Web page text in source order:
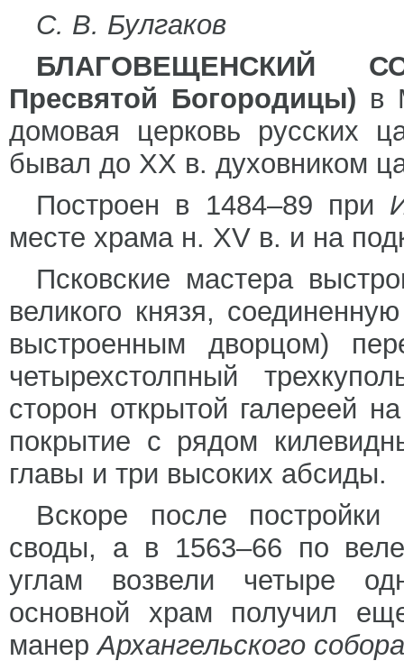
С. В. Булгаков
БЛАГОВЕЩЕНСКИЙ
Пресвятой Богородицы) в
домовая церковь русских
бывал до XX в. духовником
Построен в 1484–89 при
месте храма н. XV в. и на
Псковские мастера
великого князя,
выстроенным дворцом)
четырехстолпный
сторон открытой галереей
покрытие с рядом
главы и три высоких абсиды.
Вскоре после
своды, а в 1563–66 по
углам возвели четыре
основной храм получил
манерАрхангельского